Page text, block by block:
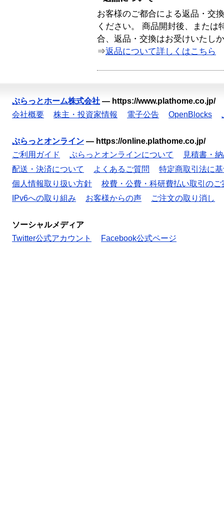
お客様のご都合による返品・交
ください。 商品開封後、または
合、返品・交換はお受けいたし
⇒返品について詳しくはこちら
ぷらっとホーム株式会社 — https://www.plathome.co.jp/
会社概要
株主・投資家情報 電子公告 OpenBlocks
ぷらっとオンライン — https://online.plathome.co.jp/
ご利用ガイド
ぷらっとオンラインについて
見積書・
配送・決済について
よくあるご質問
特定商取引法に
個人情報取り扱い方針
校費・公費・科研費払い取引のご
IPv6への取り組み
お客様からの声 ご注文の取り消し
ソーシャルメディア
Twitter公式アカウント
Facebook公式ページ